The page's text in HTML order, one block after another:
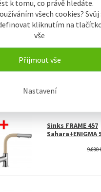
k tomu, co právě hledáte.
všech cookies?
kliknutím na
vše
Přijmout vše
Nastavení
Sinks FRAME 457
S GR
Sinks FRAME 457
Sahara+ENIGMA
9.880